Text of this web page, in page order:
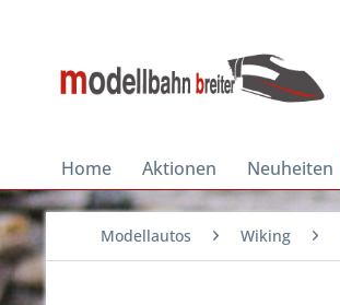
Home Aktionen Neuheiten
Modellautos Wiking